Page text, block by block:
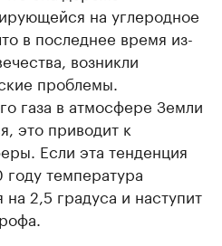
на углеродное
в последнее время из-
возникли
проблемы.
газа в атмосфере Земли
это приводит к
Если эта тенденция
температура
2,5 градуса и наступит